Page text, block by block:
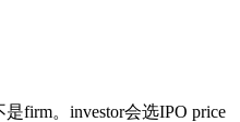
firm。investor会选IPO price